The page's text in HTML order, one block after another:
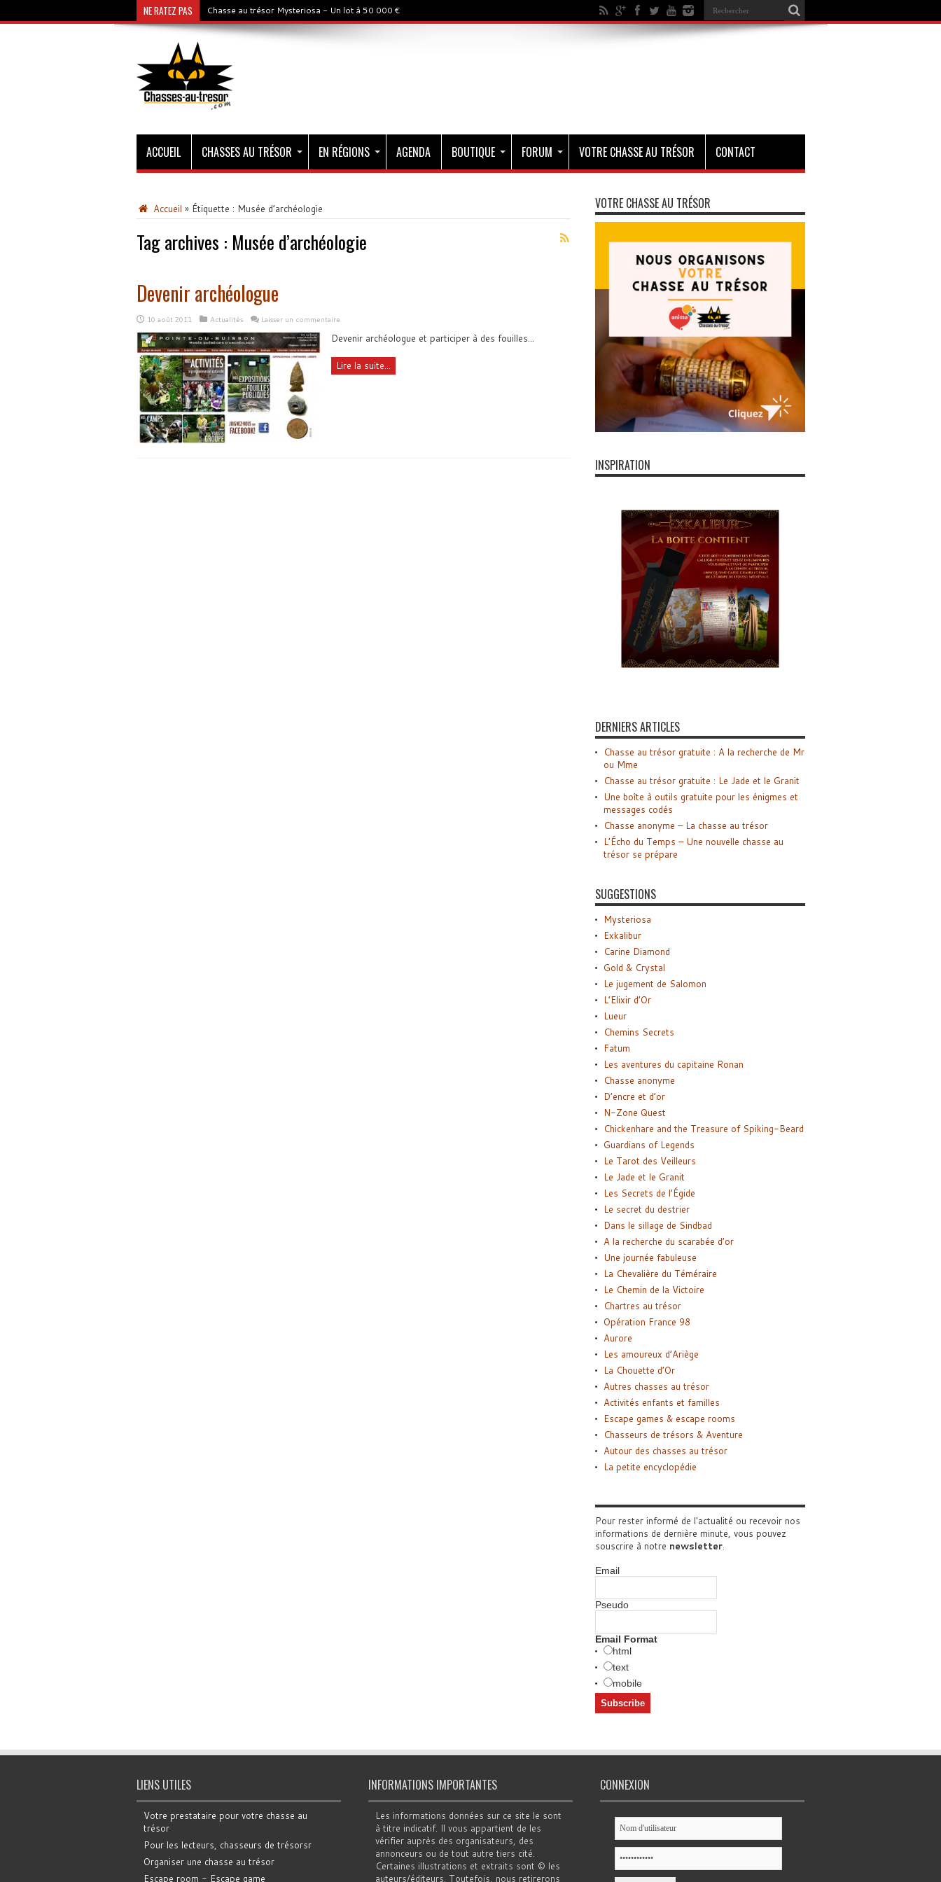
NE RATEZ PAS Chasse au trésor Mysteriosa - Un lot à 50 000 €
ACCUEIL CHASSES AU TRÉSOR EN RÉGIONS AGENDA BOUTIQUE FORUM VOTRE CHASSE AU TRÉSOR CONTACT
Accueil » Étiquette : Musée d’archéologie
Tag archives : Musée d’archéologie
Devenir archéologue
10 août 2011 Actualités Laisser un commentaire
Devenir archéologue et participer à des fouilles...
Lire la suite...
VOTRE CHASSE AU TRÉSOR
INSPIRATION
DERNIERS ARTICLES
Chasse au trésor gratuite : A la recherche de Mr
ou Mme
Chasse au trésor gratuite : Le Jade et le Granit
Une boîte à outils gratuite pour les énigmes et
messages codés
Chasse anonyme – La chasse au trésor
L’Écho du Temps – Une nouvelle chasse au
trésor se prépare
SUGGESTIONS
Mysteriosa
Exkalibur
Carine Diamond
Gold & Crystal
Le jugement de Salomon
L’Elixir d’Or
Lueur
Chemins Secrets
Fatum
Les aventures du capitaine Ronan
Chasse anonyme
D’encre et d’or
N-Zone Quest
Chickenhare and the Treasure of Spiking-Beard
Guardians of Legends
Le Tarot des Veilleurs
Le Jade et le Granit
Les Secrets de l’Égide
Le secret du destrier
Dans le sillage de Sindbad
A la recherche du scarabée d’or
Une journée fabuleuse
La Chevalière du Téméraire
Le Chemin de la Victoire
Chartres au trésor
Opération France 98
Aurore
Les amoureux d’Ariège
La Chouette d’Or
Autres chasses au trésor
Activités enfants et familles
Escape games & escape rooms
Chasseurs de trésors & Aventure
Autour des chasses au trésor
La petite encyclopédie
Pour rester informé de l'actualité ou recevoir nos
informations de dernière minute, vous pouvez
souscrire à notre newsletter.
Email
Pseudo
Email Format
html
text
mobile
LIENS UTILES
Votre prestataire pour votre chasse au
trésor
Pour les lecteurs, chasseurs de trésorsr
Organiser une chasse au trésor
Escape room - Escape game
INFORMATIONS IMPORTANTES
Les informations données sur ce site le sont
à titre indicatif. Il vous appartient de les
vérifier auprès des organisateurs, des
annonceurs ou de tout autre tiers cité.
Certaines illustrations et extraits sont © les
auteurs/éditeurs. Toutefois, nous retirerons
CONNEXION